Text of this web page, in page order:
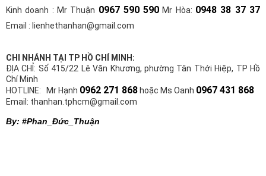
Kinh doanh : Mr Thuận 0967 590 590 Mr Hòa: 0948 38 37 37
Email : lienhethanhan@gmail.com
CHI NHÁNH TẠI TP HỒ CHÍ MINH:
ĐỊA CHỈ: Số 415/22 Lê Văn Khương, phường Tân Thới Hiệp, TP Hồ
Chí Minh
HOTLINE: Mr Hạnh 0962 271 868 hoặc Ms Oanh 0967 431 868
Email: thanhan.tphcm@gmail.com
By: #Phan_Đức_Thuận